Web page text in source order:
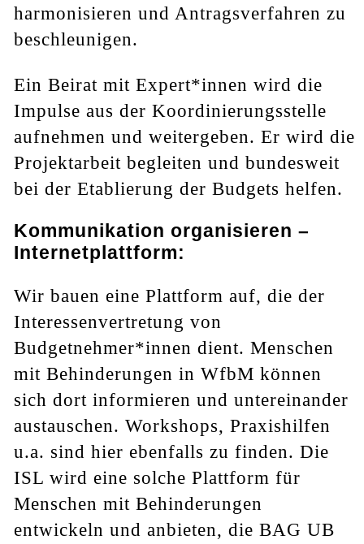
harmonisieren und Antragsverfahren zu
beschleunigen.
Ein Beirat mit Expert*innen wird die
Impulse aus der Koordinierungsstelle
aufnehmen und weitergeben. Er wird die
Projektarbeit begleiten und bundesweit
bei der Etablierung der Budgets helfen.
Kommunikation organisieren –
Internetplattform:
Wir bauen eine Plattform auf, die der
Interessenvertretung von
Budgetnehmer*innen dient. Menschen
mit Behinderungen in WfbM können
sich dort informieren und untereinander
austauschen. Workshops, Praxishilfen
u.a. sind hier ebenfalls zu finden. Die
ISL wird eine solche Plattform für
Menschen mit Behinderungen
entwickeln und anbieten, die BAG UB